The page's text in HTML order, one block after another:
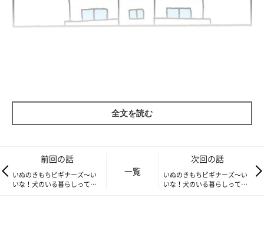
新しい家庭に迎えられたばかりの犬は、環境の変化によるストレ
スから体調をくずしてしまうことも。とくに子犬は体力がないの
かりつけの獣医師さんに相談しましょう！
よくある症状が、嘔吐です。ストレスが原因となっている場合も
ありますが、肝臓や腎臓の病気、感染症がひそんでいる可能性
全文を読む
前回の話
いぬのきもちビギナーズ～い
いな！犬のいる暮らしって…
一覧
次回の話
いぬのきもちビギナーズ～い
いな！犬のいる暮らしって…